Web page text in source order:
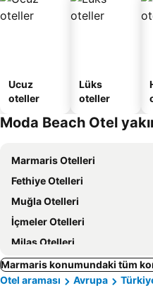
Ucuz
oteller
Lüks
oteller
Moda Beach Otel
Marmaris Otelleri
Fethiye Otelleri
Muğla Otelleri
İçmeler Otelleri
Milas Otelleri
Marmaris konumundaki tüm
Otel araması
Avrupa